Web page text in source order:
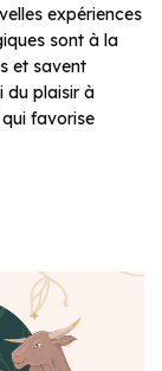
expériences
sont à la
et savent
du plaisir à
favorise